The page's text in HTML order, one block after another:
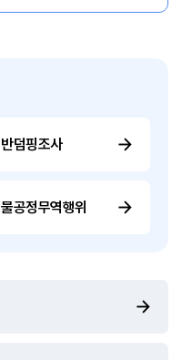
반덤핑조사
불공정무역행위